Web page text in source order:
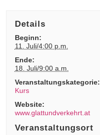
Details
Beginn:
11. Juli/4:00 p.m.
Ende:
18. Juli/9:00 a.m.
Veranstaltungskategorie:
Kurs
Website:
www.glattundverkehrt.at
Veranstaltungsort